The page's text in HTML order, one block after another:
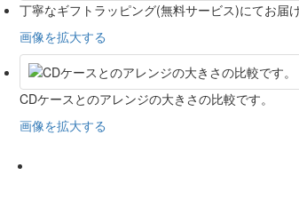
丁寧なギフトラッピング(無料サービス)にてお届け
画像を拡大する
CDケースとのアレンジの大きさの比較です。
画像を拡大する